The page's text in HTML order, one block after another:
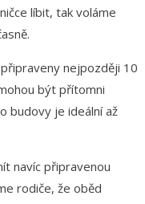
líbit, tak voláme
nejpozději 10
být přítomni
budovy je ideální až
navíc připravenou
rodiče, že oběd